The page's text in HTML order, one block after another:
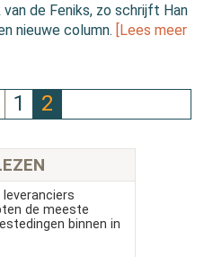
de Feniks, zo schrijft Han
nieuwe column. [Lees meer
1 2
leveranciers
de meeste
binnen in